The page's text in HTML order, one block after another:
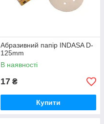
Абразивний папір INDASA D-
125mm
В наявності
17 ₴
Купити